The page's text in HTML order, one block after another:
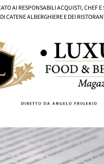
AI RESPONSABILI ACQUISTI, CHEF
CATENE ALBERGHIERE E DEI